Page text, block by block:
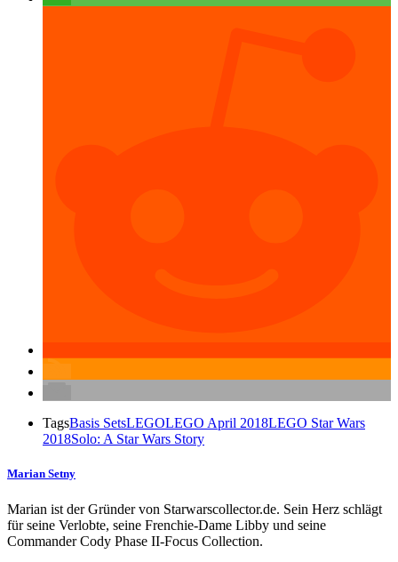
TagsBasis SetsLEGOLEGO April 2018LEGO Star Wars
2018Solo: A Star Wars Story
Marian Setny
Marian ist der Gründer von Starwarscollector.de. Sein Herz schlägt
für seine Verlobte, seine Frenchie-Dame Libby und seine
Commander Cody Phase II-Focus Collection.